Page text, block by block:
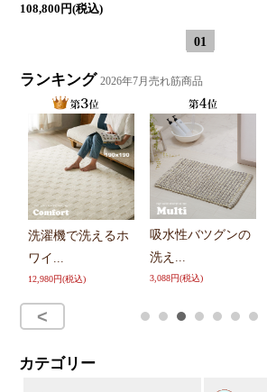
108,800円(税込)
01
ランキング2026年7月売れ筋商品
洗濯機で洗えるホ
ワイ...
12,980円(税込)
吸水性バツグンの
洗え...
3,088円(税込)
カテゴリー